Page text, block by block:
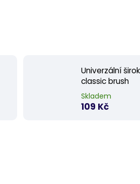
Univerzální
classic brush
Skladem
109 Kč